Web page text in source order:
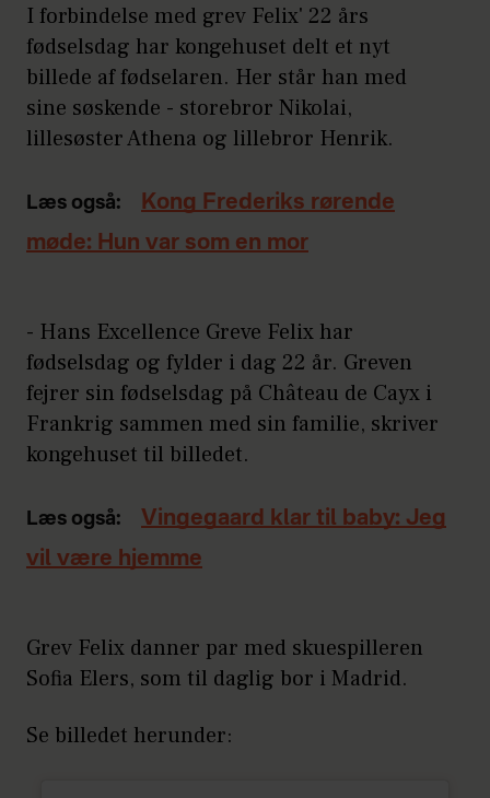
I forbindelse med grev Felix' 22 års
fødselsdag har kongehuset delt et nyt
billede af fødselaren. Her står han med
sine søskende - storebror Nikolai,
lillesøster Athena og lillebror Henrik.
Læs også:
Kong Frederiks rørende
møde: Hun var som en mor
- Hans Excellence Greve Felix har
fødselsdag og fylder i dag 22 år. Greven
fejrer sin fødselsdag på Château de Cayx i
Frankrig sammen med sin familie, skriver
kongehuset til billedet.
Læs også:
Vingegaard klar til baby: Jeg
vil være hjemme
Grev Felix danner par med skuespilleren
Sofia Elers, som til daglig bor i Madrid.
Se billedet herunder: